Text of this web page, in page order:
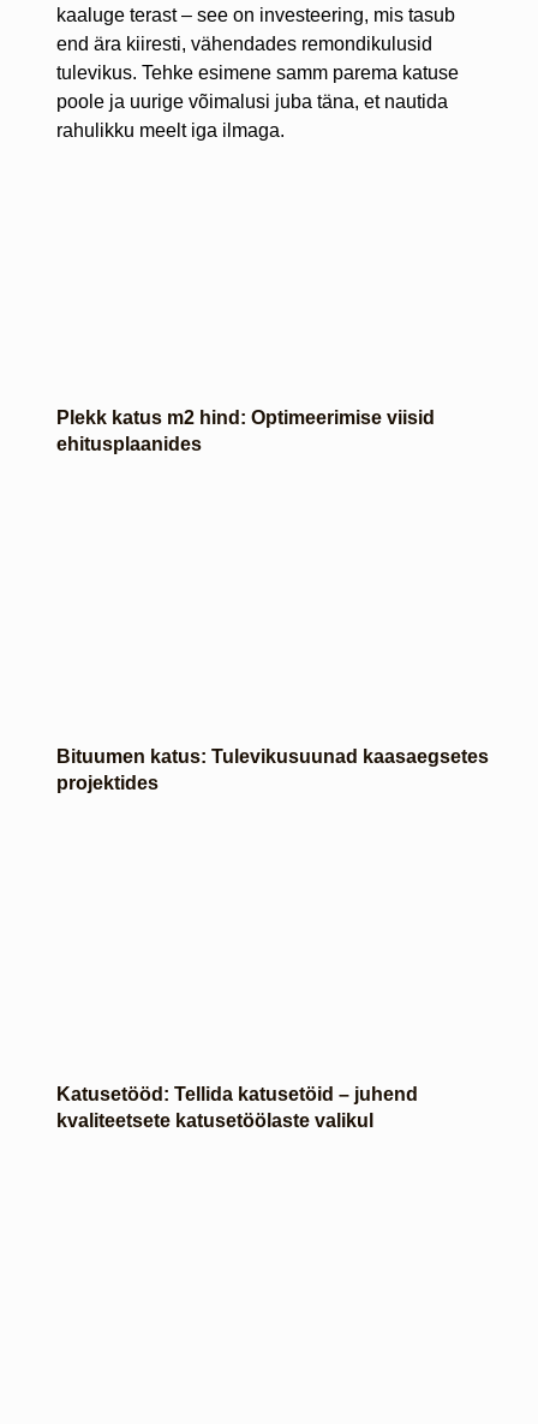
kaaluge terast – see on investeering, mis tasub
end ära kiiresti, vähendades remondikulusid
tulevikus. Tehke esimene samm parema katuse
poole ja uurige võimalusi juba täna, et nautida
rahulikku meelt iga ilmaga.
Plekk katus m2 hind: Optimeerimise viisid
ehitusplaanides
Bituumen katus: Tulevikusuunad kaasaegsetes
projektides
Katusetööd: Tellida katusetöid – juhend
kvaliteetsete katusetöölaste valikul